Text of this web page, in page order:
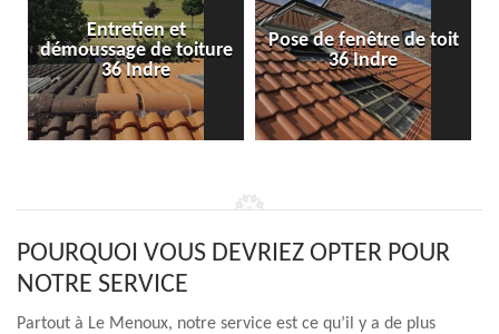
Entretien et
démoussage de toiture
36 Indre
Pose de fenêtre de toit
36 Indre
POURQUOI VOUS DEVRIEZ OPTER POUR
NOTRE SERVICE
Partout à Le Menoux, notre service est ce qu’il y a de plus